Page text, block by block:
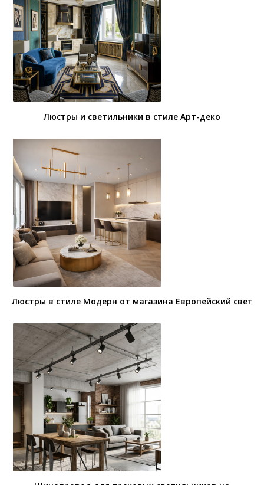
Люстры и светильники в стиле Арт-деко
Люстры в стиле Модерн от магазина Европейский свет